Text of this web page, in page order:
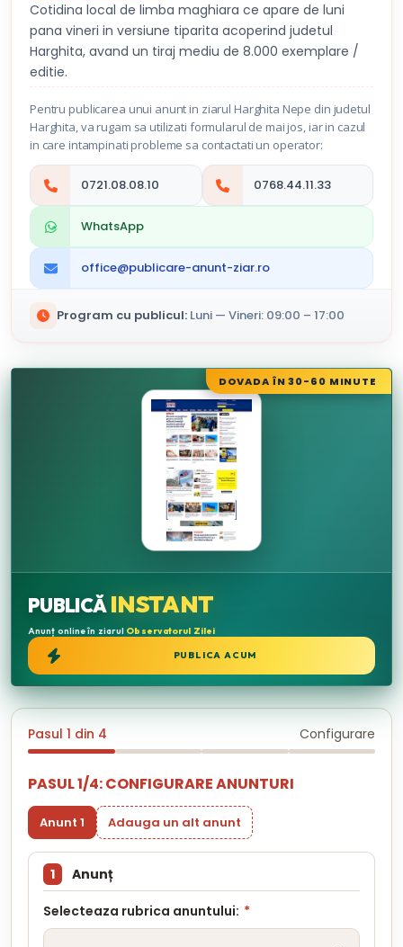
Cotidina local de limba maghiara ce apare de luni
pana vineri in versiune tiparita acoperind judetul
Harghita, avand un tiraj mediu de 8.000 exemplare /
editie.
Pentru publicarea unui anunt in ziarul Harghita Nepe din judetul
Harghita, va rugam sa utilizati formularul de mai jos, iar in cazul
in care intampinati probleme sa contactati un operator:
0721.08.08.10 0768.44.11.33
WhatsApp
office@publicare-anunt-ziar.ro
Program cu publicul: Luni — Vineri: 09:00 – 17:00
DOVADA ÎN 30-60 MINUTE
PUBLICĂINSTANT
Anunț online în ziarul Observatorul Zilei
PUBLICA ACUM
Pasul 1 din 4 Configurare
PASUL 1/4: CONFIGURARE ANUNTURI
Anunt 1 Adauga un alt anunt
1 Anunț
Selecteaza rubrica anuntului: *